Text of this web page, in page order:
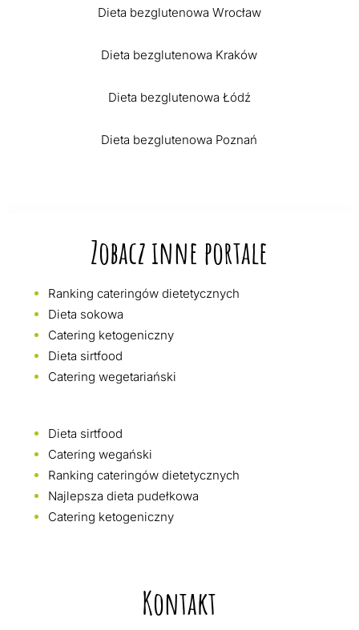
Dieta bezglutenowa Wrocław
Dieta bezglutenowa Kraków
Dieta bezglutenowa Łódź
Dieta bezglutenowa Poznań
Zobacz inne portale
Ranking cateringów dietetycznych
Dieta sokowa
Catering ketogeniczny
Dieta sirtfood
Catering wegetariański
Dieta sirtfood
Catering wegański
Ranking cateringów dietetycznych
Najlepsza dieta pudełkowa
Catering ketogeniczny
Kontakt